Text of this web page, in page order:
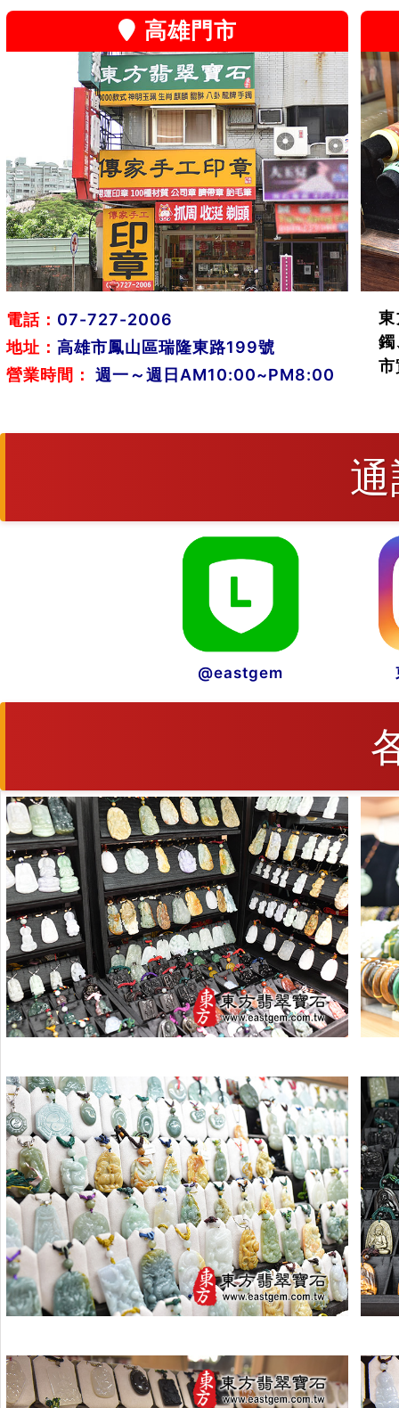
高雄門市
電話： 07-727-2006
地址： 高雄市鳳山區瑞隆東路199號
營業時間：
週一～週日AM10:00~PM8:00
鐲
市
@eastgem